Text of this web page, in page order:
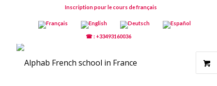
Inscription pour le cours de français
☎ : +33493160036